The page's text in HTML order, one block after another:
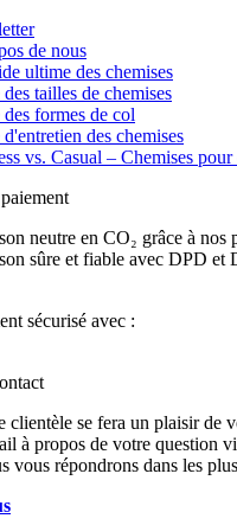
de nous
ultime des chemises
tailles de chemises
formes de col
des chemises
vs. Casual – Chemises
neutre en CO₂ grâce à nos
sûre et fiable avec DPD et
sécurisé avec :
clientèle se fera un plaisir de
à propos de votre question
vous répondrons dans les